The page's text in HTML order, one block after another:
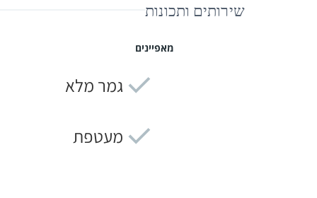
שירותים ותכונות
מאפיינים
גמר מלא
מעטפת